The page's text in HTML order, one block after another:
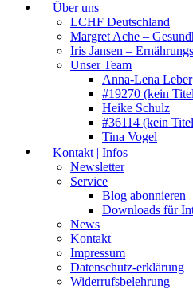
Über uns
LCHF Deutschland
Margret Ache –
Iris Jansen –
Unser Team
Anna-Lena Leber
#19270 (kein
Heike Schulz
#36114 (kein
Tina Vogel
Kontakt | Infos
Newsletter
Service
Blog abonnieren
Downloads für
News
Kontakt
Impressum
Datenschutz-erklärung
Widerrufsbelehrung